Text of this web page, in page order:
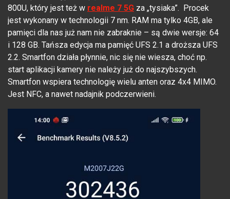
800U, który jest też w realme 7 5G za „tysiaka”. Procek
jest wykonany w technologii 7 nm. RAM ma tylko 4GB, ale
pamięci dla nas już nam nie zabraknie – są dwie wersje: 64
i 128 GB. Tańsza edycja ma pamięć UFS 2.1 a droższa UFS
2.2. Smartfon działa płynnie, nic się nie wiesza, choć np.
start aplikacji kamery nie należy już do najszybszych.
Smartfon wspiera technologię wielu anten oraz 4x4 MIMO.
Jest NFC, a nawet nadajnik podczerwieni.